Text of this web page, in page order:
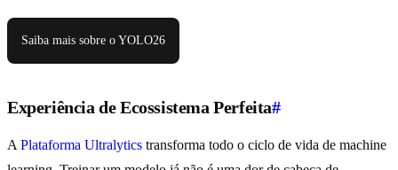
Saiba mais sobre o YOLO26
Experiência de Ecossistema Perfeita#
A Plataforma Ultralytics transforma todo o ciclo de vida de machine